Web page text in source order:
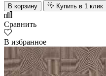
В корзину Купить в 1 клик
Сравнить
В избранное